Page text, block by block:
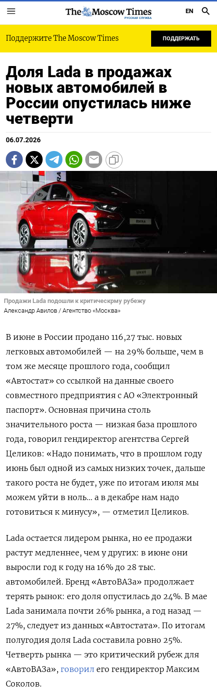
РУССКАЯ СЛУЖБА
EN
Поддержите The Moscow Times ПОДДЕРЖАТЬ
Доля Lada в продажах
новых автомобилей в
России опустилась ниже
четверти
06.07.2026
Продажи Lada подошли к критическрму рубежу
Александр Авилов / Агентство «Москва»
В июне в России продано 116,27 тыс. новых
легковых автомобилей — на 29% больше, чем в
том же месяце прошлого года, сообщил
«Автостат» со ссылкой на данные своего
совместного предприятия с АО «Электронный
паспорт». Основная причина столь
значительного роста — низкая база прошлого
года, говорил гендиректор агентства Сергей
Целиков: «Надо понимать, что в прошлом году
июнь был одной из самых низких точек, дальше
такого роста не будет, уже по итогам июля мы
можем уйти в ноль… а в декабре нам надо
готовиться к минусу», — отметил Целиков.
Lada остается лидером рынка, но ее продажи
растут медленнее, чем у других: в июне они
выросли год к году на 16% до 28 тыс.
автомобилей. Бренд «АвтоВАЗа» продолжает
терять рынок: его доля опустилась до 24%. В мае
Lada занимала почти 26% рынка, а год назад —
27%, следует из данных «Автостата». По итогам
полугодия доля Lada составила ровно 25%.
Четверть рынка — это критический рубеж для
«АвтоВАЗа», говорил его гендиректор Максим
Соколов.